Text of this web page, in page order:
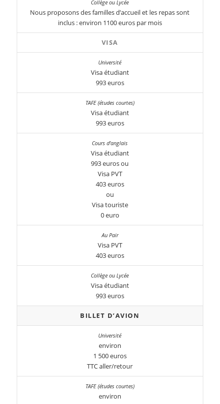
Nous proposons des familles d’accueil et les repas sont
inclus : environ 1100 euros par mois
VISA
Visa étudiant
993 euros
Visa étudiant
993 euros
Visa étudiant
993 euros ou
Visa PVT
403 euros
ou
Visa touriste
0 euro
Visa PVT
403 euros
Visa étudiant
993 euros
BILLET D’AVION
environ
1 500 euros
TTC aller/retour
environ